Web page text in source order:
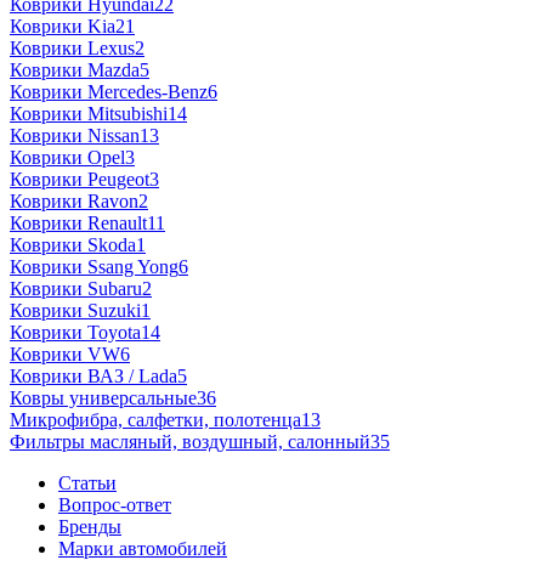
Коврики Kia21
Коврики Lexus2
Коврики Mazda5
Коврики Mercedes-Benz6
Коврики Mitsubishi14
Коврики Nissan13
Коврики Opel3
Коврики Peugeot3
Коврики Ravon2
Коврики Renault11
Коврики Skoda1
Коврики Ssang Yong6
Коврики Subaru2
Коврики Suzuki1
Коврики Toyota14
Коврики VW6
Коврики ВАЗ / Lada5
Ковры универсальные36
Микрофибра, салфетки, полотенца13
Фильтры масляный, воздушный, салонный35
Статьи
Вопрос-ответ
Бренды
Марки автомобилей